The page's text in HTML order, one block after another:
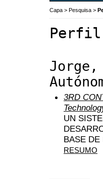
Capa > Pesquisa >
Perfil
Jorge,
3RD
UN
BASE DE
RESUMO